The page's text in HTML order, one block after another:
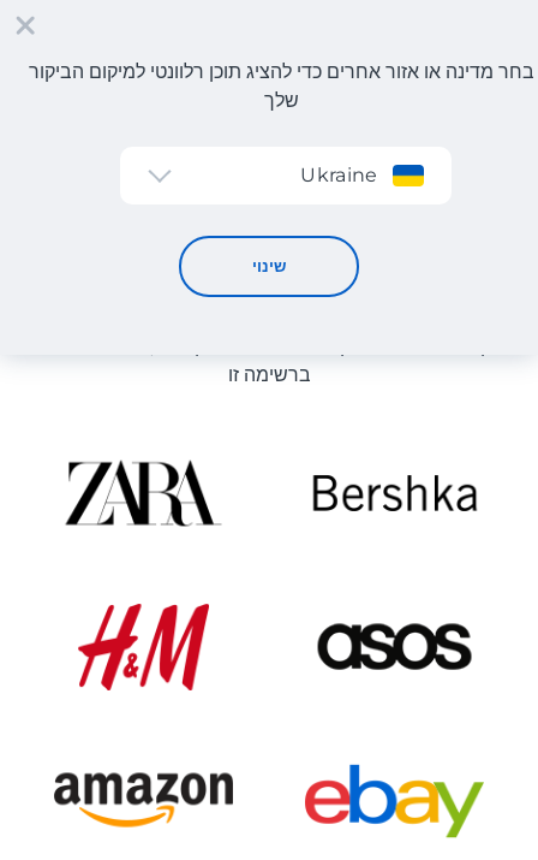
בחר מדינה או אזור אחרים כדי להציג תוכן רלוונטי למיקום הביקור
שלך
Ukraine
שינוי
ציוד ומלאי
קטלוג חנויות
ברשימה זו